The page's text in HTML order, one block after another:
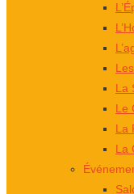
La
Le
La
La